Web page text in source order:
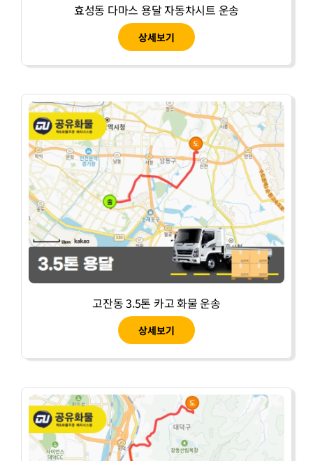
효성동 다마스 용달 자동차시트 운송
상세보기
고잔동 3.5톤 카고 화물 운송
상세보기